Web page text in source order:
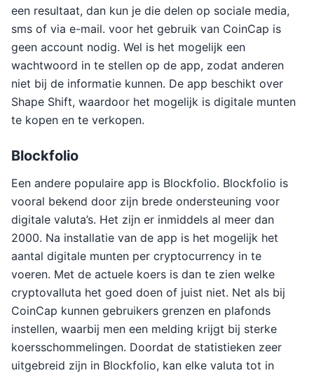
een resultaat, dan kun je die delen op sociale media,
sms of via e-mail. voor het gebruik van CoinCap is
geen account nodig. Wel is het mogelijk een
wachtwoord in te stellen op de app, zodat anderen
niet bij de informatie kunnen. De app beschikt over
Shape Shift, waardoor het mogelijk is digitale munten
te kopen en te verkopen.
Blockfolio
Een andere populaire app is Blockfolio. Blockfolio is
vooral bekend door zijn brede ondersteuning voor
digitale valuta’s. Het zijn er inmiddels al meer dan
2000. Na installatie van de app is het mogelijk het
aantal digitale munten per cryptocurrency in te
voeren. Met de actuele koers is dan te zien welke
cryptovalluta het goed doen of juist niet. Net als bij
CoinCap kunnen gebruikers grenzen en plafonds
instellen, waarbij men een melding krijgt bij sterke
koersschommelingen. Doordat de statistieken zeer
uitgebreid zijn in Blockfolio, kan elke valuta tot in